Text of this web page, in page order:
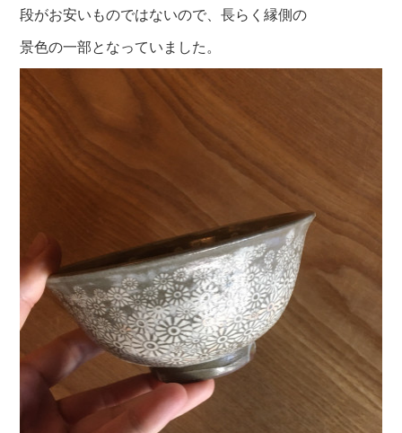
段がお安いものではないので、長らく縁側の
景色の一部となっていました。